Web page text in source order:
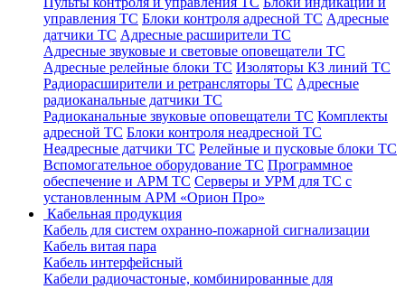
управления ТС Блоки контроля адресной ТС Адресные
датчики ТС Адресные расширители ТС
Адресные звуковые и световые оповещатели ТС
Адресные релейные блоки ТС Изоляторы КЗ линий ТС
Радиорасширители и ретрансляторы ТС Адресные
радиоканальные датчики ТС
Радиоканальные звуковые оповещатели ТС Комплекты
адресной ТС Блоки контроля неадресной ТС
Неадресные датчики ТС Релейные и пусковые блоки ТС
Вспомогательное оборудование ТС Программное
обеспечение и АРМ ТС Серверы и УРМ для ТС с
установленным АРМ «Орион Про»
Кабельная продукция
Кабель для систем охранно-пожарной сигнализации
Кабель витая пара
Кабель интерфейсный
Кабели радиочастоные, комбинированные для